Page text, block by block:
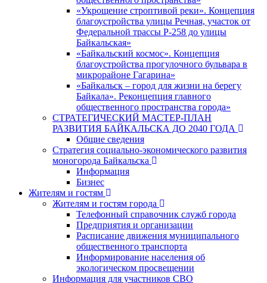
«Укрощение строптивой реки». Концепция
благоустройства улицы Речная, участок от
Федеральной трассы Р-258 до улицы
Байкальская»
«Байкальский космос». Концепция
благоустройства прогулочного бульвара в
микрорайоне Гагарина»
«Байкальск – город для жизни на берегу
Байкала». Реконцепция главного
общественного пространства города»
СТРАТЕГИЧЕСКИЙ МАСТЕР-ПЛАН
РАЗВИТИЯ БАЙКАЛЬСКА ДО 2040 ГОДА
Общие сведения
Стратегия социально-экономического развития
моногорода Байкальска
Информация
Бизнес
Жителям и гостям
Жителям и гостям города
Телефонный справочник служб города
Предприятия и организации
Расписание движения муниципального
общественного транспорта
Информирование населения об
экологическом просвещении
Информация для участников СВО